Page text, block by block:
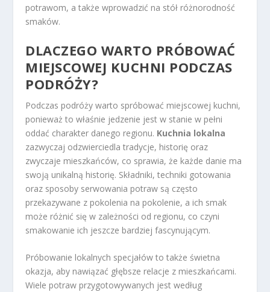
potrawom, a także wprowadzić na stół różnorodność
smaków.
DLACZEGO WARTO PRÓBOWAĆ
MIEJSCOWEJ KUCHNI PODCZAS
PODRÓŻY?
Podczas podróży warto spróbować miejscowej kuchni,
ponieważ to właśnie jedzenie jest w stanie w pełni
oddać charakter danego regionu. Kuchnia lokalna
zazwyczaj odzwierciedla tradycje, historię oraz
zwyczaje mieszkańców, co sprawia, że każde danie ma
swoją unikalną historię. Składniki, techniki gotowania
oraz sposoby serwowania potraw są często
przekazywane z pokolenia na pokolenie, a ich smak
może różnić się w zależności od regionu, co czyni
smakowanie ich jeszcze bardziej fascynującym.
Próbowanie lokalnych specjałów to także świetna
okazja, aby nawiązać głębsze relacje z mieszkańcami.
Wiele potraw przygotowywanych jest według